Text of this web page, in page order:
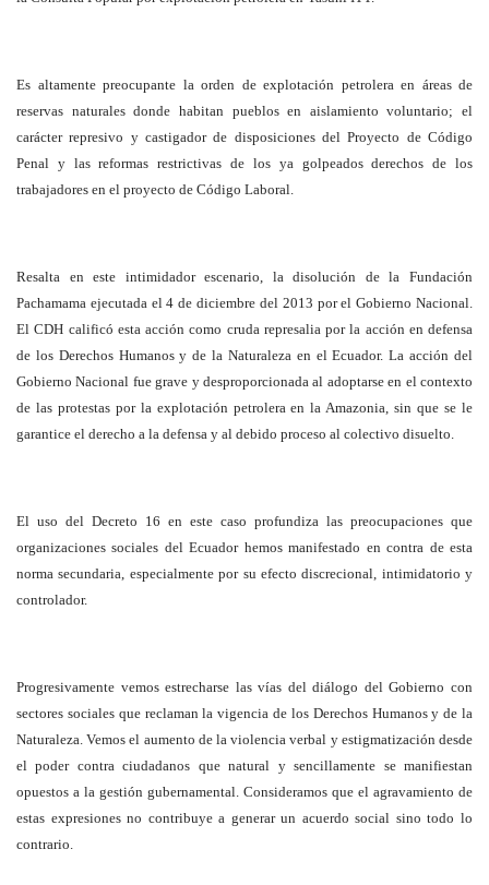
Es altamente preocupante la orden de explotación petrolera en áreas de
reservas naturales donde habitan pueblos en aislamiento voluntario; el
carácter represivo y castigador de disposiciones del Proyecto de Código
Penal y las reformas restrictivas de los ya golpeados derechos de los
trabajadores en el proyecto de Código Laboral.
Resalta en este intimidador escenario, la disolución de la Fundación
Pachamama ejecutada el 4 de diciembre del 2013 por el Gobierno Nacional.
El CDH calificó esta acción como cruda represalia por la acción en defensa
de los Derechos Humanos y de la Naturaleza en el Ecuador. La acción del
Gobierno Nacional fue grave y desproporcionada al adoptarse en el contexto
de las protestas por la explotación petrolera en la Amazonia, sin que se le
garantice el derecho a la defensa y al debido proceso al colectivo disuelto.
El uso del Decreto 16 en este caso profundiza las preocupaciones que
organizaciones sociales del Ecuador hemos manifestado en contra de esta
norma secundaria, especialmente por su efecto discrecional, intimidatorio y
controlador.
Progresivamente vemos estrecharse las vías del diálogo del Gobierno con
sectores sociales que reclaman la vigencia de los Derechos Humanos y de la
Naturaleza. Vemos el aumento de la violencia verbal y estigmatización desde
el poder contra ciudadanos que natural y sencillamente se manifiestan
opuestos a la gestión gubernamental. Consideramos que el agravamiento de
estas expresiones no contribuye a generar un acuerdo social sino todo lo
contrario.